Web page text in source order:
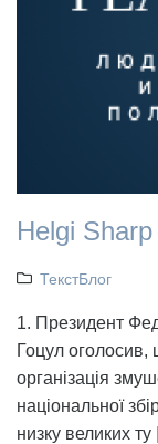
Helgi
ТекстБлог
1. Президент
Гоцул оголосив,
організація
національної
низку великих ту